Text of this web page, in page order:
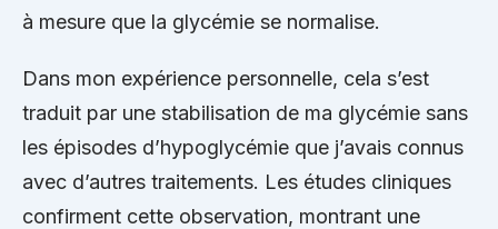
à mesure que la glycémie se normalise.
Dans mon expérience personnelle, cela s’est
traduit par une stabilisation de ma glycémie sans
les épisodes d’hypoglycémie que j’avais connus
avec d’autres traitements. Les études cliniques
confirment cette observation, montrant une